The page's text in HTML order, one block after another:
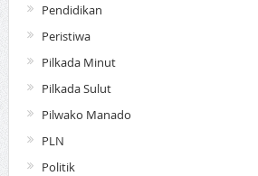
Pendidikan
Peristiwa
Pilkada Minut
Pilkada Sulut
Pilwako Manado
PLN
Politik